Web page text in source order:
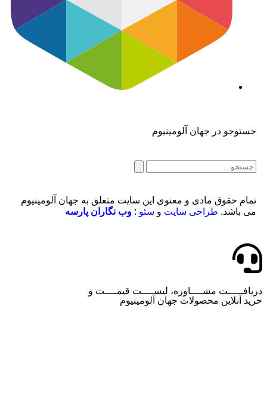
جستوجو در جهان آلومینیوم
تمام حقوق مادی و معنوی این سایت متعلق به جهان آلومینیوم
می باشد. طراحی سایت و سئو : وب نگاران پارسه
دریافـــــت مشــــاوره، لیســــت قیمــــت و
خرید آنلاین محصولات جهان آلومینیوم